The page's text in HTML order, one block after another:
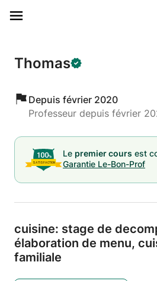
Thomas
Depuis février 2020
Professeur depuis février
Le premier cours est
Garantie Le-Bon-Prof
cuisine: stage de
élaboration de menu,
familiale